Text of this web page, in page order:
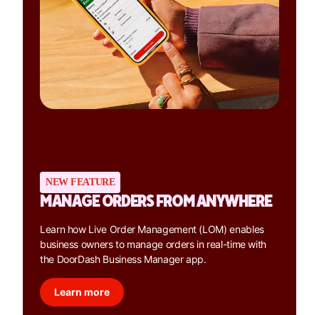
NEW FEATURE
MANAGE ORDERS FROM ANYWHERE
Learn how Live Order Management (LOM) enables
business owners to manage orders in real-time with
the DoorDash Business Manager app.
Learn more